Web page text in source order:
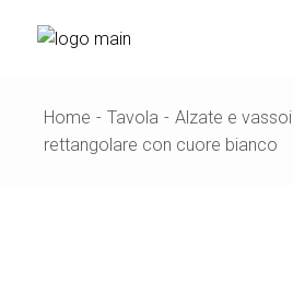
Home Tavola Alzate e vassoi
rettangolare con cuore bianco